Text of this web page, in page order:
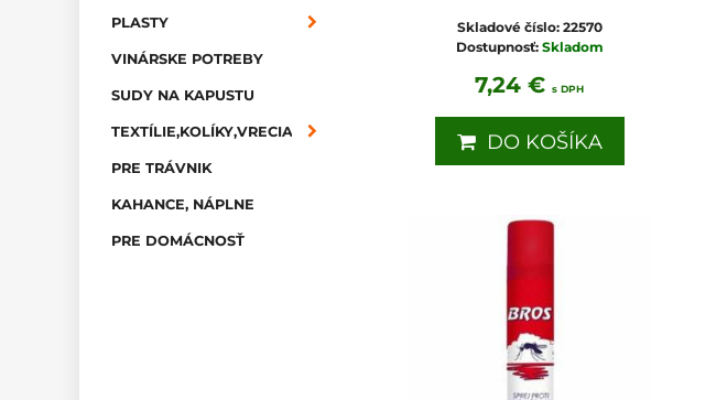
Skladové číslo: 22570
Dostupnosť: Skladom
7,24 €s DPH
DO KOŠÍKA
PLASTY
VINÁRSKE POTREBY
SUDY NA KAPUSTU
TEXTÍLIE,KOLÍKY,VRECIA
PRE TRÁVNIK
KAHANCE, NÁPLNE
PRE DOMÁCNOSŤ